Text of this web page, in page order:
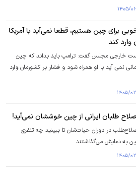
برای چین هستیم، قطعا نمی‌آید با آمریکا
وارد کند
خارجی مجلس گفت: ترامپ باید بداند که چین
نمی آید با او همراه شود و فشار بر کشورمان وارد
طلبان ایرانی از چین خوششان نمی‌آید!
در دوران حیات‌شان تا ببینید چه تنفری
به نمایش می‌گذاشتند.